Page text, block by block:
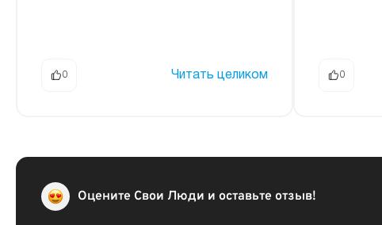
0 Читать целиком 0
Оцените Свои Люди и оставьте отзыв!